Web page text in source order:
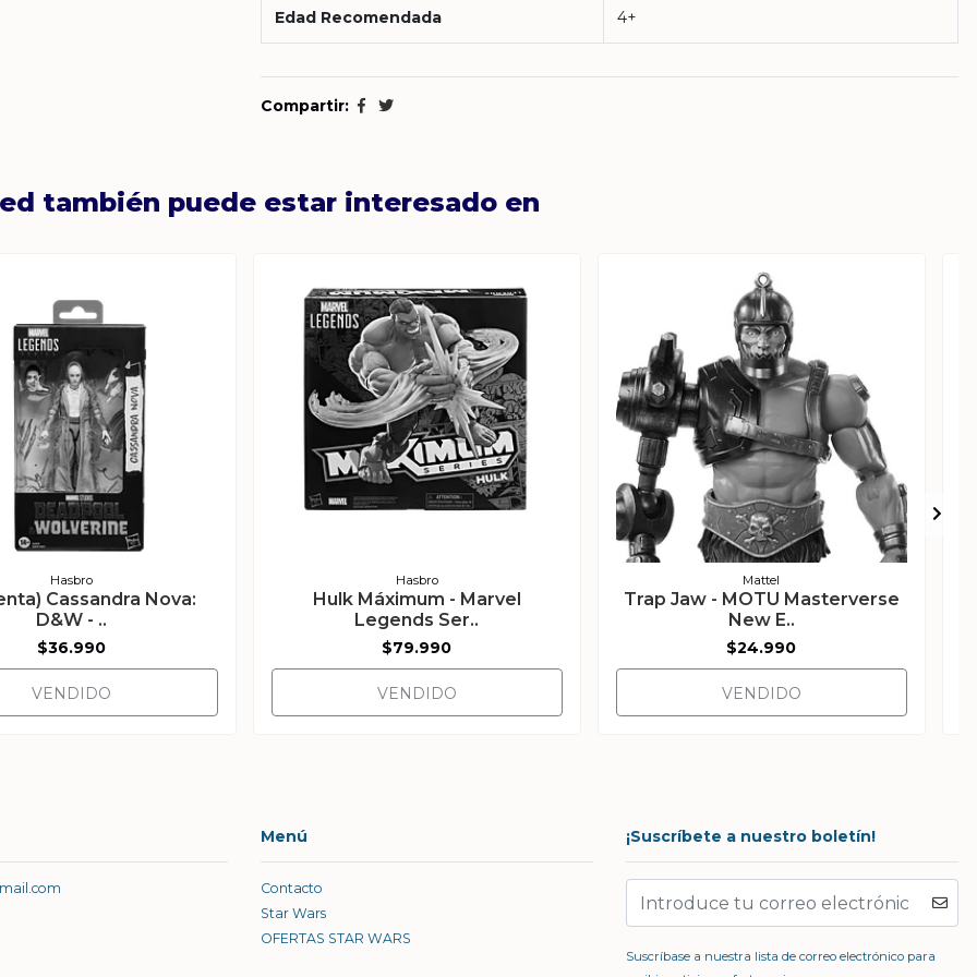
Edad Recomendada 4+
Compartir:
también puede estar interesado en
Hasbro
Cassandra Nova:
D&W - ..
$36.990
VENDIDO
Hasbro
Hulk Máximum - Marvel
Legends Ser..
$79.990
VENDIDO
Mattel
Trap Jaw - MOTU Masterverse
New E..
$24.990
VENDIDO
Menú
Contacto
Star Wars
OFERTAS STAR WARS
¡Suscríbete a nuestro boletín!
Suscríbase a nuestra lista de correo electrónico para